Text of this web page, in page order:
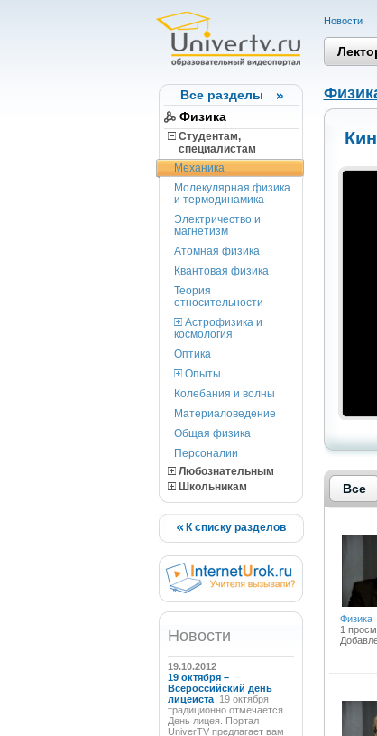
Все разделы
Физика
Студентам,
cпециалистам
Механика
Молекулярная физика
и термодинамика
Электричество и
магнетизм
Атомная физика
Квантовая физика
Теория
относительности
Астрофизика и
космология
Оптика
Опыты
Колебания и волны
Материаловедение
Общая физика
Персоналии
Любознательным
Школьникам
К списку разделов
Новости
19.10.2012
19 октября –
Всероссийский день
лицеиста 19 октября
традиционно отмечается
День лицея. Портал
UniverTV предлагает вам
Новости
Все
Физика
1